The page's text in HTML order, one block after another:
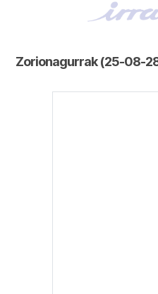
Zorionagurrak (25-08-